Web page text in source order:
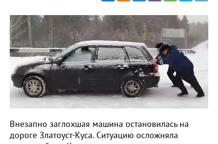
Внезапно заглохшая машина остановилась на
дороге Златоуст-Куса. Ситуацию осложняла